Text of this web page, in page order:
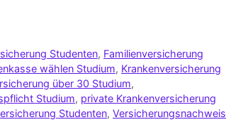
Studenten, Familienversicherung
wählen Studium, Krankenversicherung
über 30 Studium,
Studium, private Krankenversicherung
Studenten, Versicherungsnachweis